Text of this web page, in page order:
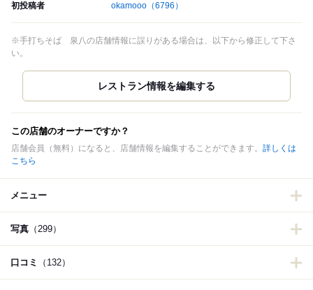
初投稿者 okamooo （6796）
※手打ちそば 泉八の店舗情報に誤りがある場合は、以下から修正して下さ
い。
この店舗のオーナーですか？
店舗会員（無料）になると、店舗情報を編集することができます。 詳しくは
こちら
メニュー
写真 （299）
口コミ （132）